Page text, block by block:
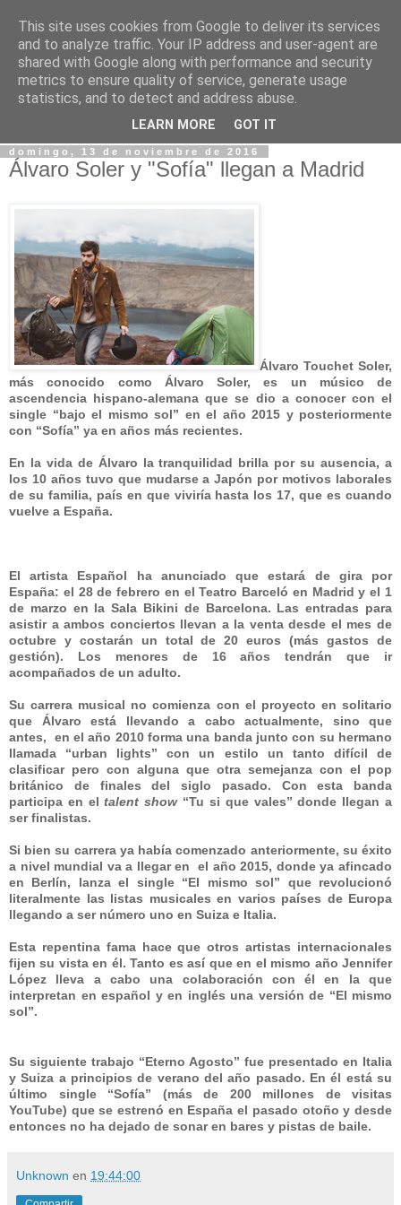
Blog EDM Radio ® ©
Espacio dedicado para las novedades, noticias... de EDM
domingo, 13 de noviembre de 2016
Álvaro Soler y "Sofía" llegan a Madrid
Álvaro Touchet Soler,
más conocido como Álvaro Soler, es un músico de
ascendencia hispano-alemana que se dio a conocer con el
single “bajo el mismo sol” en el año 2015 y posteriormente
con “Sofía” ya en años más recientes.
En la vida de Álvaro la tranquilidad brilla por su ausencia, a
los 10 años tuvo que mudarse a Japón por motivos laborales
de su familia, país en que viviría hasta los 17, que es cuando
vuelve a España.
El artista Español ha anunciado que estará de gira por
España: el 28 de febrero en el Teatro Barceló en Madrid y el 1
de marzo en la Sala Bikini de Barcelona. Las entradas para
asistir a ambos conciertos llevan a la venta desde el mes de
octubre y costarán un total de 20 euros (más gastos de
gestión). Los menores de 16 años tendrán que ir
acompañados de un adulto.
Su carrera musical no comienza con el proyecto en solitario
que Álvaro está llevando a cabo actualmente, sino que
antes, en el año 2010 forma una banda junto con su hermano
llamada “urban lights” con un estilo un tanto difícil de
clasificar pero con alguna que otra semejanza con el pop
británico de finales del siglo pasado. Con esta banda
participa en eltalent show “Tu si que vales” donde llegan a
ser finalistas.
Si bien su carrera ya había comenzado anteriormente, su éxito
a nivel mundial va a llegar en el año 2015, donde ya afincado
en Berlín, lanza el single “El mismo sol” que revolucionó
literalmente las listas musicales en varios países de Europa
llegando a ser número uno en Suiza e Italia.
Esta repentina fama hace que otros artistas internacionales
fijen su vista en él. Tanto es así que en el mismo año Jennifer
López lleva a cabo una colaboración con él en la que
interpretan en español y en inglés una versión de “El mismo
sol”.
Su siguiente trabajo “Eterno Agosto” fue presentado en Italia
y Suiza a principios de verano del año pasado. En él está su
último single “Sofía” (más de 200 millones de visitas
YouTube) que se estrenó en España el pasado otoño y desde
entonces no ha dejado de sonar en bares y pistas de baile.
Unknown en 19:44:00
This site uses cookies from Google to deliver its services
and to analyze traffic. Your IP address and user-agent are
shared with Google along with performance and security
metrics to ensure quality of service, generate usage
statistics, and to detect and address abuse.
LEARN MORE GOT IT